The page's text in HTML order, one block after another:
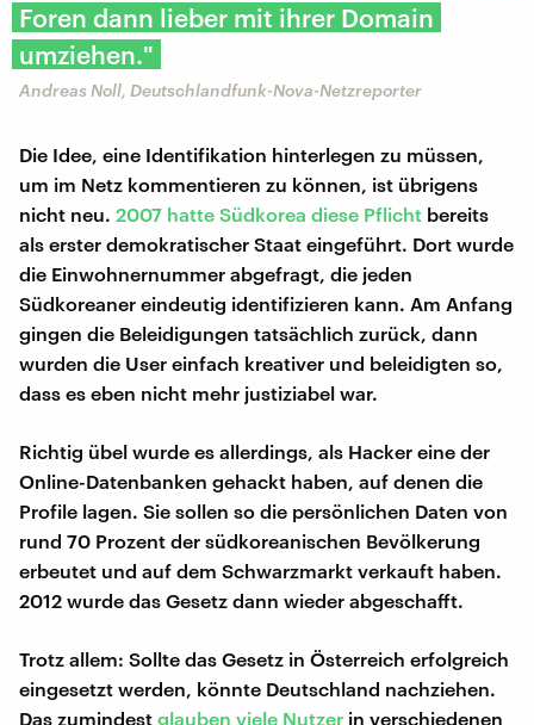
Foren dann lieber mit ihrer Domain
umziehen."
Andreas Noll, Deutschlandfunk-Nova-Netzreporter
Die Idee, eine Identifikation hinterlegen zu müssen,
um im Netz kommentieren zu können, ist übrigens
nicht neu. 2007 hatte Südkorea diese Pflicht bereits
als erster demokratischer Staat eingeführt. Dort wurde
die Einwohnernummer abgefragt, die jeden
Südkoreaner eindeutig identifizieren kann. Am Anfang
gingen die Beleidigungen tatsächlich zurück, dann
wurden die User einfach kreativer und beleidigten so,
dass es eben nicht mehr justiziabel war.
Richtig übel wurde es allerdings, als Hacker eine der
Online-Datenbanken gehackt haben, auf denen die
Profile lagen. Sie sollen so die persönlichen Daten von
rund 70 Prozent der südkoreanischen Bevölkerung
erbeutet und auf dem Schwarzmarkt verkauft haben.
2012 wurde das Gesetz dann wieder abgeschafft.
Trotz allem: Sollte das Gesetz in Österreich erfolgreich
eingesetzt werden, könnte Deutschland nachziehen.
Das zumindest glauben viele Nutzer in verschiedenen